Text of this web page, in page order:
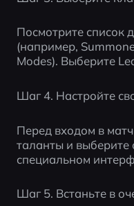
Посмотрите список
(например,
Modes). Выберите
Шаг 4. Настройте
Перед входом в
таланты и выберите
специальном
Шаг 5. Встаньте в